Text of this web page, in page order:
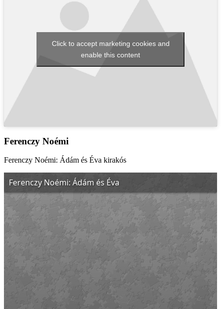
Click to accept marketing cookies and
enable this content
Ferenczy Noémi
Ferenczy Noémi: Ádám és Éva kirakós